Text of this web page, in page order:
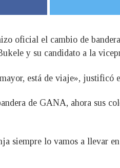
oficial el cambio de
y su candidato a la
está de viaje»,
de GANA, ahora sus
siempre lo vamos a llevar